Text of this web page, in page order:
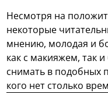
Несмотря на
некоторые
мнению, молодая и
как с макияжем, так
снимать в подобных
кого нет столько